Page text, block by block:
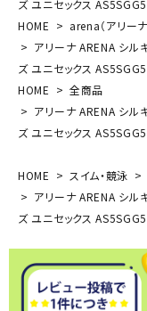
ズ ユニセックス
HOME
arena（アリーナ
アリーナ ARENA シル
ズ ユニセックス
HOME
全商品
アリーナ ARENA シル
ズ ユニセックス
HOME スイム・競泳
アリーナ ARENA シル
ズ ユニセックス